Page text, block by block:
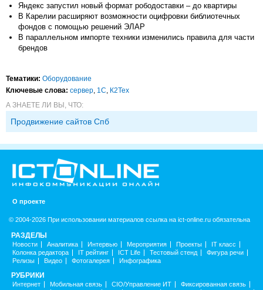
Яндекс запустил новый формат рободоставки – до квартиры
В Карелии расширяют возможности оцифровки библиотечных
фондов с помощью решений ЭЛАР
В параллельном импорте техники изменились правила для части
брендов
Тематики: Оборудование
Ключевые слова: сервер, 1С, К2Тех
А ЗНАЕТЕ ЛИ ВЫ, ЧТО:
Продвижение сайтов Спб
О проекте
© 2004-2026 При использовании материалов ссылка на ict-online.ru обязательна
РАЗДЕЛЫ
Новости Аналитика Интервью Мероприятия Проекты
IT класс
Колонка редактора
IT рейтинг ICT Life Тестовый стенд
Фигура речи
Релизы
Видео Фотогалерея Инфографика
РУБРИКИ
Интернет Мобильная связь CIO/Управление ИТ
Фиксированная связь